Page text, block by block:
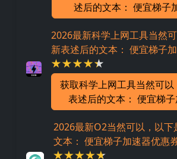
述后的文本： 便宜梯子
2026最新科学上网工具当然
新表述后的文本： 便宜梯子
获取科学上网工具当然可
表述后的文本： 便宜梯
2026最新O2当然可以，以下
文本： 便宜梯子加速器优惠